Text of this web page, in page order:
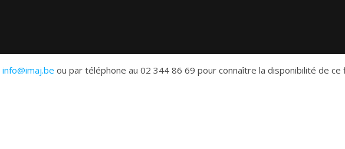
info@imaj.be ou par téléphone au 02 344 86 69 pour connaître la disponibilité de ce